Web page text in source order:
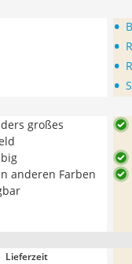
•
•
•
•
großes
anderen Farben
Lieferzeit